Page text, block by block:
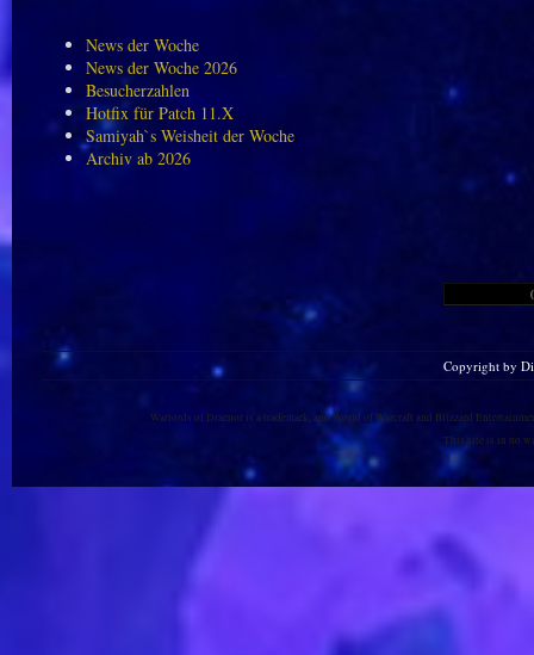
News der Woche
News der Woche 2026
Besucherzahlen
Hotfix für Patch 11.X
Samiyah`s Weisheit der Woche
Archiv ab 2026
Copyright by
Warlords of Draenor is a trademark, and World of Warcraft and Blizzard
This site is in no